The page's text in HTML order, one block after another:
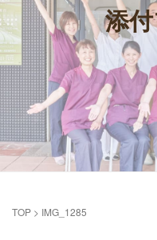
添
TOP > IMG_1285